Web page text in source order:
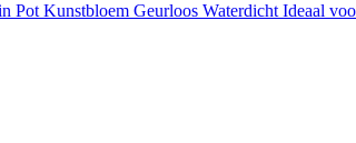
Kunstbloem Geurloos Waterdicht Ideaal